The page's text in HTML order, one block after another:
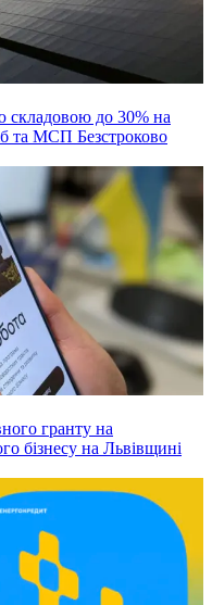
складовою до 30% на
та МСП Безстроково
гранту на
бізнесу на Львівщині